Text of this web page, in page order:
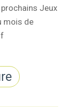
Jeux
mois de